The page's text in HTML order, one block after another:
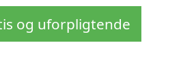
og uforpligtende